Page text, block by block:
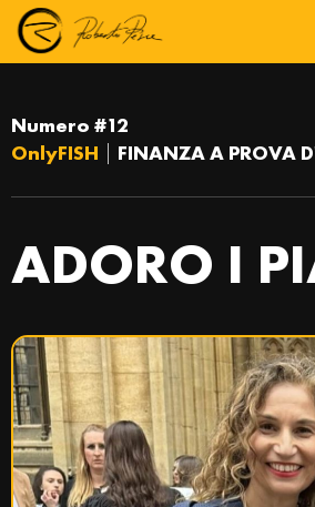
Numero #12
OnlyFISH
FINANZA A PROVA
ADORO I